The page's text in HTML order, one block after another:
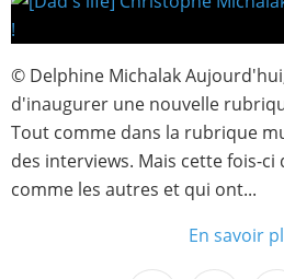
© Delphine Michalak
d'inaugurer une nouvelle
Tout comme dans la rubrique
des interviews. Mais cette fois-ci
comme les autres et qui ont...
En savoir